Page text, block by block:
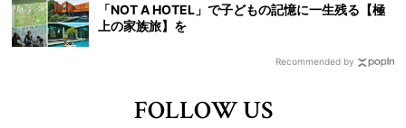
「NOT A HOTEL」で子どもの記憶に一生残る【極
上の家族旅】を
Recommended by
FOLLOW US